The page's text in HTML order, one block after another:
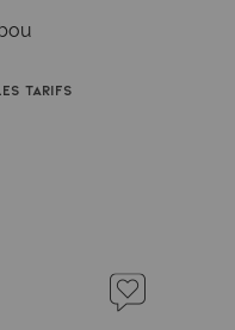
tarifs